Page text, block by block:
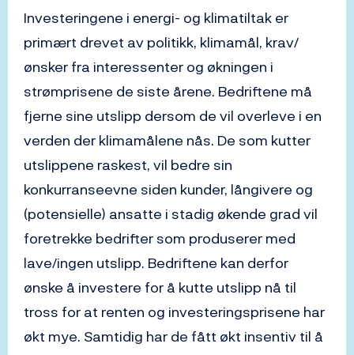
Investeringene i energi- og klimatiltak er
primært drevet av politikk, klimamål, krav/
ønsker fra interessenter og økningen i
strømprisene de siste årene. Bedriftene må
fjerne sine utslipp dersom de vil overleve i en
verden der klimamålene nås. De som kutter
utslippene raskest, vil bedre sin
konkurranseevne siden kunder, långivere og
(potensielle) ansatte i stadig økende grad vil
foretrekke bedrifter som produserer med
lave/ingen utslipp. Bedriftene kan derfor
ønske å investere for å kutte utslipp nå til
tross for at renten og investeringsprisene har
økt mye. Samtidig har de fått økt insentiv til å